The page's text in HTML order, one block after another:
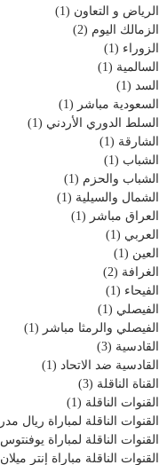
الرياض و التعاون (1)
الزمالك اليوم (2)
الزوراء (1)
السالمية (1)
السد (1)
السعودية مباشر (1)
السلط الدوري الأردني (1)
الشارقة (1)
الشباب (1)
الشباب والحزم (1)
الشمال والسيلية (1)
العراق مباشر (1)
العربي (1)
العين (1)
الغرافة (2)
الفيحاء (1)
الفيصلي (1)
الفيصلي والرمثا مباشر (1)
القادسية (3)
القادسية ضد الاتحاد (1)
القناة الناقلة (3)
القنوات الناقلة (1)
القنوات الناقلة لمباراة ريال
القنوات الناقلة لمباراة يوفنتوس
القنوات الناقلة مباراة إنتر ميلان